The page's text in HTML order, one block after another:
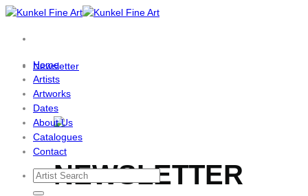
Skip
content
Newsletter
NEWSLETTER
Home
Artists
Artworks
Dates
About Us
Catalogues
Contact